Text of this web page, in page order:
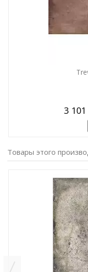
3
Товары этого